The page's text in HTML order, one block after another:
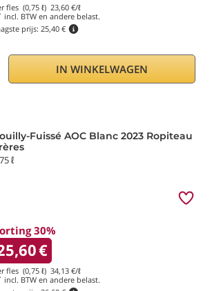
fles (0,75 ℓ) 23,60 €/ℓ
incl. BTW en andere belast.
prijs: 25,40 €
IN WINKELWAGEN
Fuissé AOC Blanc 2023 Ropiteau
ℓ
30%
€
fles (0,75 ℓ) 34,13 €/ℓ
incl. BTW en andere belast.